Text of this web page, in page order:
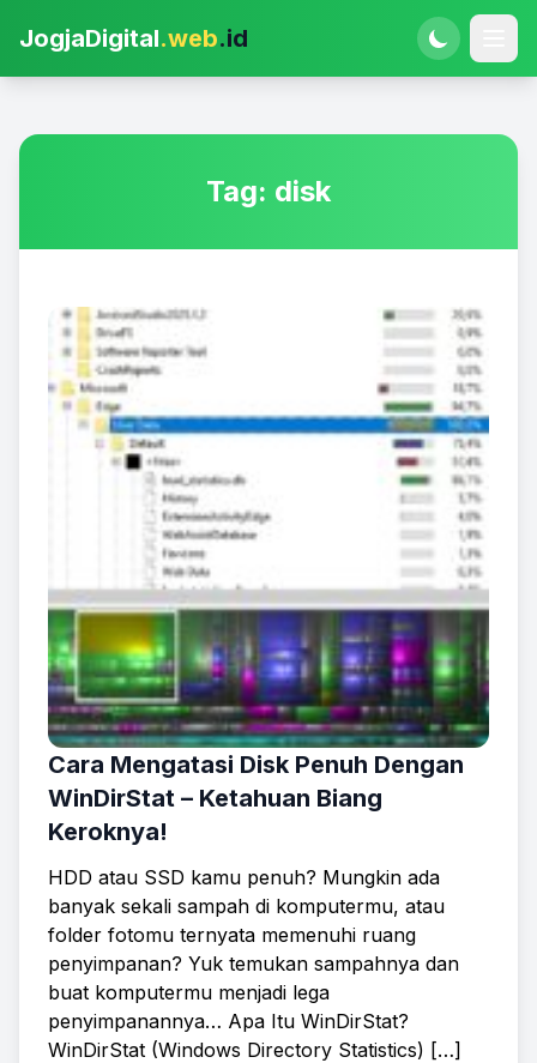
JogjaDigital.web.id
Tag: disk
Cara Mengatasi Disk Penuh Dengan
WinDirStat – Ketahuan Biang
Keroknya!
HDD atau SSD kamu penuh? Mungkin ada
banyak sekali sampah di komputermu, atau
folder fotomu ternyata memenuhi ruang
penyimpanan? Yuk temukan sampahnya dan
buat komputermu menjadi lega
penyimpanannya… Apa Itu WinDirStat?
WinDirStat (Windows Directory Statistics) […]